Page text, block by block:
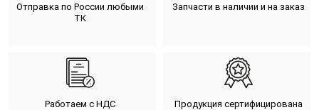
Отправка по России любыми
ТК
Запчасти в наличии и на заказ
Работаем с НДС Продукция сертифицирована